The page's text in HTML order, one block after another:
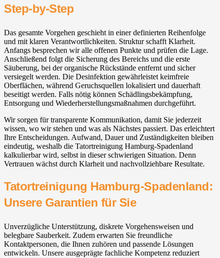
Step-by-Step
Das gesamte Vorgehen geschieht in einer definierten Reihenfolge
und mit klaren Verantwortlichkeiten. Struktur schafft Klarheit.
Anfangs besprechen wir alle offenen Punkte und prüfen die Lage.
Anschließend folgt die Sicherung des Bereichs und die erste
Säuberung, bei der organische Rückstände entfernt und sicher
versiegelt werden. Die Desinfektion gewährleistet keimfreie
Oberflächen, während Geruchsquellen lokalisiert und dauerhaft
beseitigt werden. Falls nötig können Schädlingsbekämpfung,
Entsorgung und Wiederherstellungsmaßnahmen durchgeführt.
Wir sorgen für transparente Kommunikation, damit Sie jederzeit
wissen, wo wir stehen und was als Nächstes passiert. Das erleichtert
Ihre Entscheidungen. Aufwand, Dauer und Zuständigkeiten bleiben
eindeutig, weshalb die Tatortreinigung Hamburg-Spadenland
kalkulierbar wird, selbst in dieser schwierigen Situation. Denn
Vertrauen wächst durch Klarheit und nachvollziehbare Resultate.
Tatortreinigung Hamburg-Spadenland:
Unsere Garantien für Sie
Unverzügliche Unterstützung, diskrete Vorgehensweisen und
belegbare Sauberkeit. Zudem erwarten Sie freundliche
Kontaktpersonen, die Ihnen zuhören und passende Lösungen
entwickeln. Unsere ausgeprägte fachliche Kompetenz reduziert